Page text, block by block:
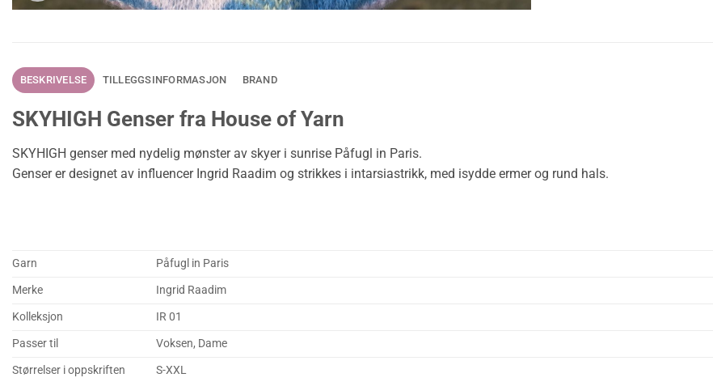
BESKRIVELSE TILLEGGSINFORMASJON BRAND
SKYHIGH Genser fra House of Yarn
SKYHIGH genser med nydelig mønster av skyer i sunrise Påfugl in Paris.
Genser er designet av influencer Ingrid Raadim og strikkes i intarsiastrikk, med isydde ermer og rund hals.
Garn
Påfugl in Paris
Merke
Ingrid Raadim
Kolleksjon
IR 01
Passer til
Voksen, Dame
Størrelser i oppskriften
S-XXL